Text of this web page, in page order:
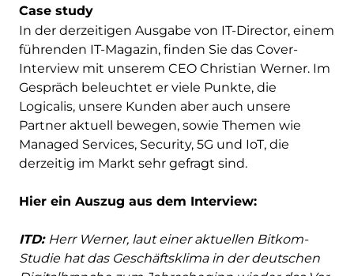
Case study
In der derzeitigen Ausgabe von IT-Director, einem
führenden IT-Magazin, finden Sie das Cover-
Interview mit unserem CEO Christian Werner. Im
Gespräch beleuchtet er viele Punkte, die
Logicalis, unsere Kunden aber auch unsere
Partner aktuell bewegen, sowie Themen wie
Managed Services, Security, 5G und IoT, die
derzeitig im Markt sehr gefragt sind.
Hier ein Auszug aus dem Interview:
ITD: Herr Werner, laut einer aktuellen Bitkom-
Studie hat das Geschäftsklima in der deutschen